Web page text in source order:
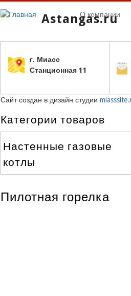
Astangas.ru
г. Миасс
Станционная 11
О компании
Сайт создан в дизайн студии
Категории товаров
Настенные газовые
котлы
Пилотная горелка